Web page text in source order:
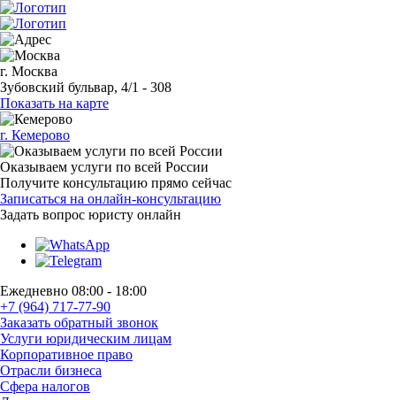
г. Москва
Зубовский бульвар, 4/1 - 308
Показать на карте
г. Кемерово
Оказываем услуги по всей России
Получите консультацию прямо сейчас
Записаться на онлайн-консультацию
Задать вопрос юристу онлайн
Ежедневно 08:00 - 18:00
+7 (964) 717-77-90
Заказать обратный звонок
Услуги юридическим лицам
Корпоративное право
Отрасли бизнеса
Сфера налогов